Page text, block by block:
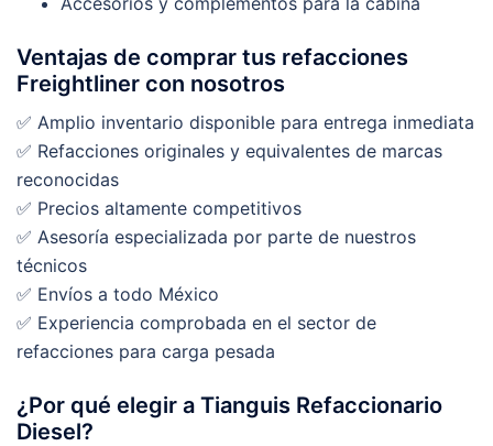
Ventajas de comprar tus refacciones
Freightliner con nosotros
✅ Amplio inventario disponible para entrega inmediata
✅ Refacciones originales y equivalentes de marcas
reconocidas
✅ Precios altamente competitivos
✅ Asesoría especializada por parte de nuestros
técnicos
✅ Envíos a todo México
✅ Experiencia comprobada en el sector de
refacciones para carga pesada
¿Por qué elegir a Tianguis Refaccionario
Diesel?